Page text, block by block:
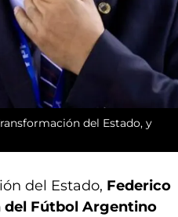
del Estado, y
del Estado, Federico
del Fútbol Argentino